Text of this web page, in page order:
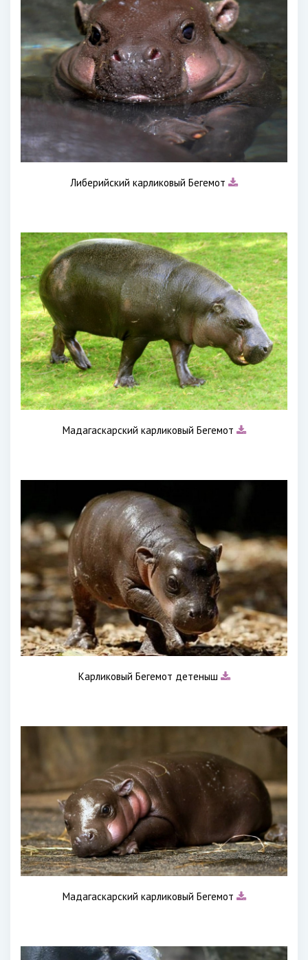
Либерийский карликовый Бегемот
Мадагаскарский карликовый Бегемот
Карликовый Бегемот детеныш
Мадагаскарский карликовый Бегемот